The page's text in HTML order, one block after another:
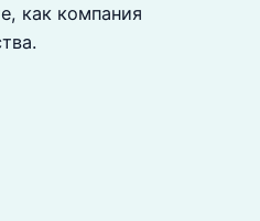
как компания